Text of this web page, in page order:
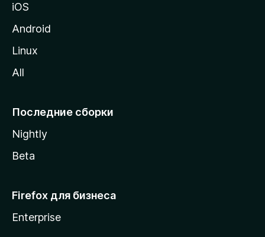
у
M
i
l
iOS
Android
Linux
All
Последние сборки
Nightly
Beta
Firefox для бизнеса
Enterprise